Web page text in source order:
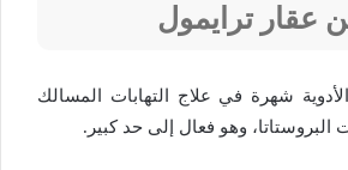
عقار ترايمول
شهرة في علاج التهابات المسالك
البروستاتا، وهو فعال إلى حد كبير.